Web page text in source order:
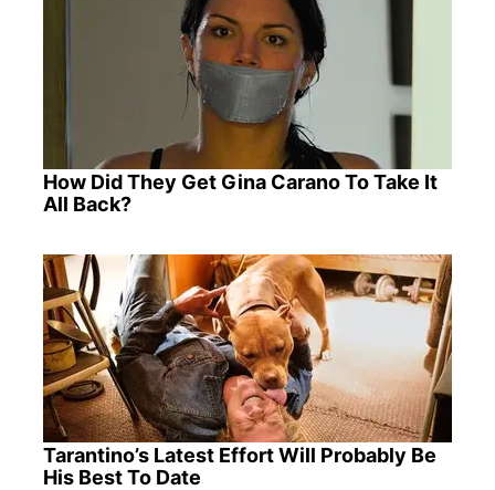
How Did They Get Gina Carano To Take It
All Back?
Tarantino’s Latest Effort Will Probably Be
His Best To Date